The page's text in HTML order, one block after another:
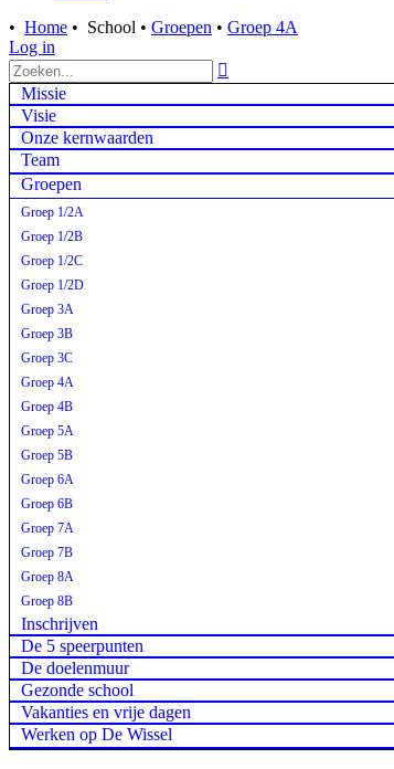
• Home • School • Groepen • Groep 4A
Log in

Missie
Visie
Onze kernwaarden
Team
Groepen
Groep 1/2A
Groep 1/2B
Groep 1/2C
Groep 1/2D
Groep 3A
Groep 3B
Groep 3C
Groep 4A
Groep 4B
Groep 5A
Groep 5B
Groep 6A
Groep 6B
Groep 7A
Groep 7B
Groep 8A
Groep 8B
Inschrijven
De 5 speerpunten
De doelenmuur
Gezonde school
Vakanties en vrije dagen
Werken op De Wissel